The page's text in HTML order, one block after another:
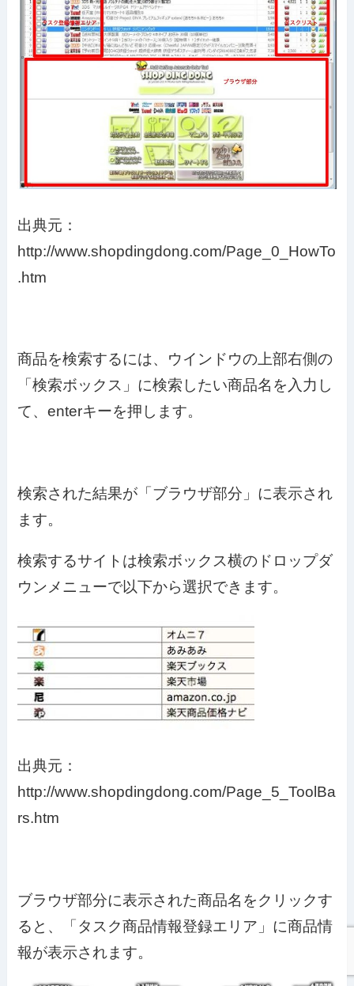
出典元：
http://www.shopdingdong.com/Page_0_HowTo
.htm
商品を検索するには、ウインドウの上部右側の
「検索ボックス」に検索したい商品名を入力し
て、enterキーを押します。
検索された結果が「ブラウザ部分」に表示され
ます。
検索するサイトは検索ボックス横のドロップダ
ウンメニューで以下から選択できます。
出典元：
http://www.shopdingdong.com/Page_5_ToolBa
rs.htm
ブラウザ部分に表示された商品名をクリックす
ると、「タスク商品情報登録エリア」に商品情
報が表示されます。